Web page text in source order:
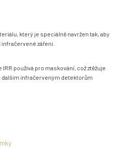
který je speciálně navržen tak, aby
záření.
používá pro maskování, což ztěžuje
infračerveným detektorům